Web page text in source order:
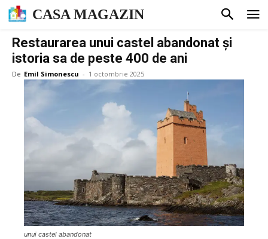
CASA MAGAZIN
Restaurarea unui castel abandonat și
istoria sa de peste 400 de ani
De Emil Simonescu - 1 octombrie 2025
unui castel abandonat